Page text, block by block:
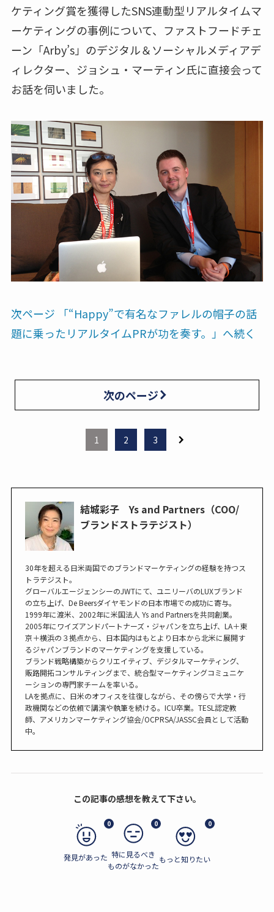
ケティング賞を獲得したSNS連動型リアルタイムマ
ーケティングの事例について、ファストフードチェ
ーン「Arby’s」のデジタル＆ソーシャルメディアデ
ィレクター、ジョシュ・マーティン氏に直接会って
お話を伺いました。
次ページ 「“Happy”で有名なファレルの帽子の話
題に乗ったリアルタイムPRが功を奏す。」へ続く
次のページ
1 2 3
結城彩子 Ys and Partners（COO/
ブランドストラテジスト）
30年を超える日米両国でのブランドマーケティングの経験を持つス
トラテジスト。
グローバルエージェンシーのJWTにて、ユニリーバのLUXブランド
の立ち上げ、De Beersダイヤモンドの日本市場での成功に寄与。
1999年に渡米、2002年に米国法人 Ys and Partnersを共同創業。
2005年にワイズアンドパートナーズ・ジャパンを立ち上げ、LA＋東
京＋横浜の３拠点から、日本国内はもとより日本から北米に展開す
るジャパンブランドのマーケティングを支援している。
ブランド戦略構築からクリエイティブ、デジタルマーケティング、
販路開拓コンサルティングまで、統合型マーケティングコミュニケ
ーションの専門家チームを率いる。
LAを拠点に、日米のオフィスを往復しながら、その傍らで大学・行
政機関などの依頼で講演や執筆を続ける。ICU卒業。TESL認定教
師、アメリカンマーケティング協会/OCPRSA/JASSC会員として活動
中。
この記事の感想を教えて下さい。
0
発見があった
0
特に見るべき
ものがなかった
0
もっと知りたい